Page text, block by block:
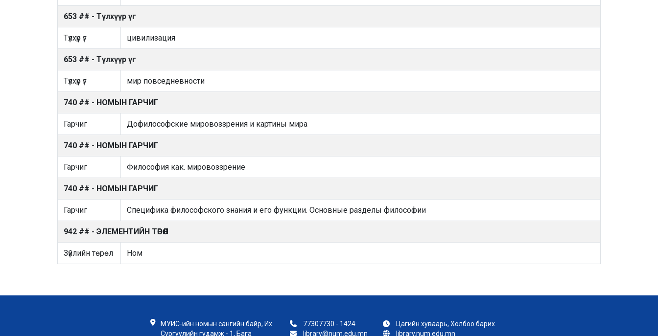
653 ## - Түлхүүр үг
Түлхүүр үг цивилизация
653 ## - Түлхүүр үг
Түлхүүр үг мир повседневности
740 ## - НОМЫН ГАРЧИГ
Гарчиг Дофилософские мировоззрения и картины мира
740 ## - НОМЫН ГАРЧИГ
Гарчиг Философия как. мировоззрение
740 ## - НОМЫН ГАРЧИГ
Гарчиг Специфика философского знания и его функции. Основные разделы философии
942 ## - ЭЛЕМЕНТИЙН ТӨРӨЛ
Зүйлийн төрөл Ном
МУИС-ийн номын сангийн байр, Их
Сургуулийн гудамж - 1, Бага
77307730 - 1424
library@num.edu.mn
Цагийн хуваарь, Холбоо барих
library.num.edu.mn